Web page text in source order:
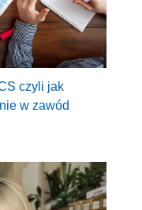
czyli jak
w zawód